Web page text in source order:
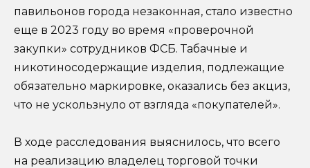
павильонов города незаконная, стало известно
еще в 2023 году во время «проверочной
закупки» сотрудников ФСБ. Табачные и
никотиносодержащие изделия, подлежащие
обязательно маркировке, оказались без акциз,
что не ускользнуло от взгляда «покупателей».
В ходе расследования выяснилось, что всего
на реализацию владелец торговой точки